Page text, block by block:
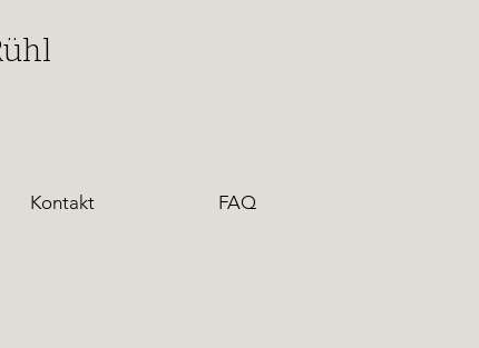
Kontakt FAQ